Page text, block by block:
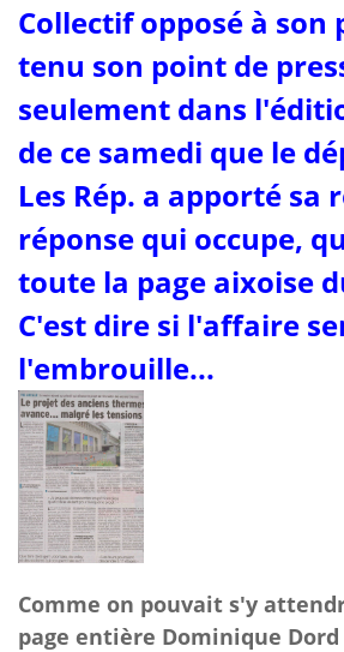
Collectif opposé à son
tenu son point de
seulement dans
de ce samedi que le
Les Rép. a apporté sa
réponse qui occupe,
toute la page aixoise
C'est dire si l'affaire
l'embrouille...
Comme on pouvait s'y
page entière Dominique